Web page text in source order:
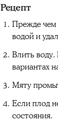
Рецепт
Прежде чем
водой и
Влить
вариантах
Мяту
Если плод
состояния.